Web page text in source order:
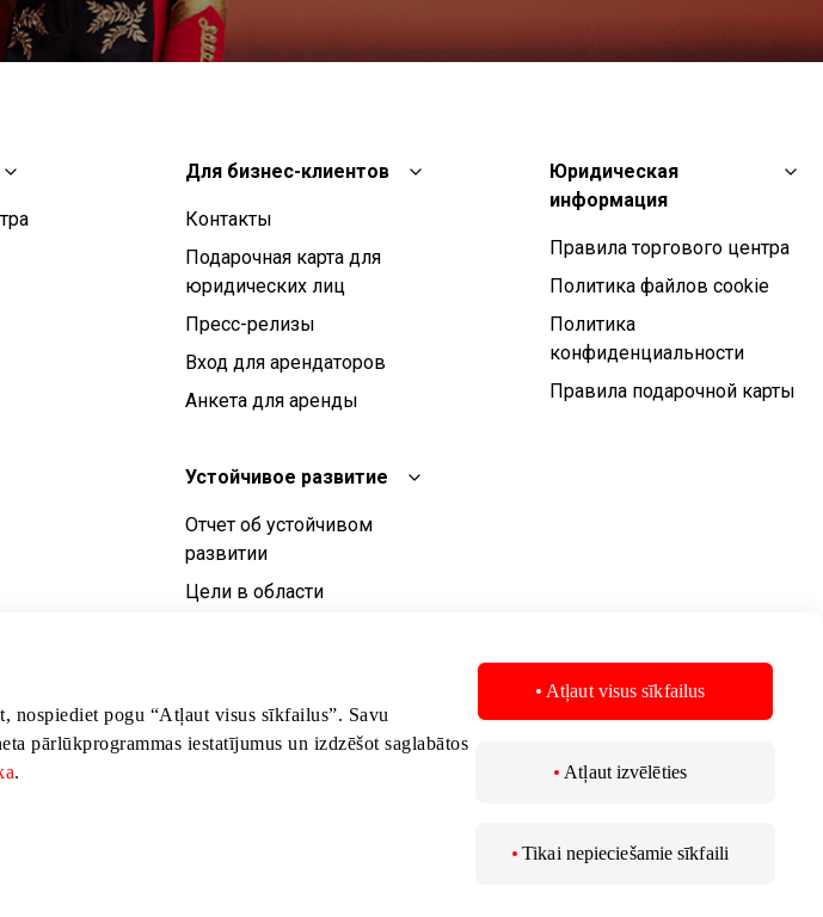
nospiediet pogu “Atļaut visus sīkfailus”. Savu
pārlūkprogrammas iestatījumus un izdzēšot saglabātos
.
Atļaut visus sīkfailus
Atļaut izvēlēties
Tikai nepieciešamie sīkfaili
Для бизнес-клиентов
Контакты
Подарочная карта для
юридических лиц
Пресс-релизы
Вход для арендаторов
Анкета для аренды
Устойчивое развитие
Отчет об устойчивом
развитии
Цели в области
Юридическая
информация
Правила торгового центра
Политика файлов cookie
Политика
конфиденциальности
Правила подарочной карты